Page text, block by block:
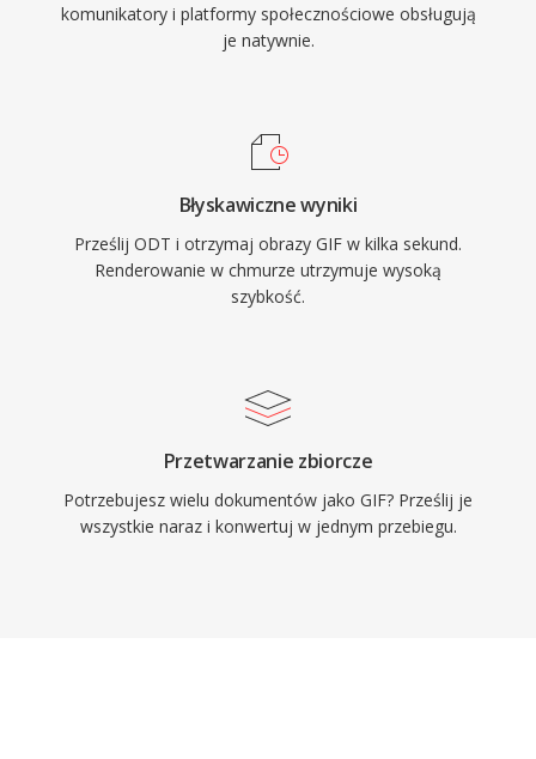
komunikatory i platformy społecznościowe obsługują
je natywnie.
Błyskawiczne wyniki
Prześlij ODT i otrzymaj obrazy GIF w kilka sekund.
Renderowanie w chmurze utrzymuje wysoką
szybkość.
Przetwarzanie zbiorcze
Potrzebujesz wielu dokumentów jako GIF? Prześlij je
wszystkie naraz i konwertuj w jednym przebiegu.